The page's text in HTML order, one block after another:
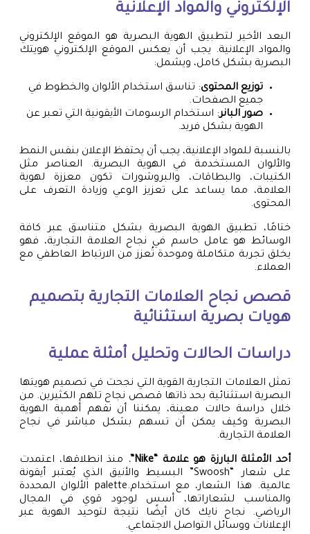
الإلكتروني والمواد الإعلانية
البعد الأخير لتطبيق الهوية البصرية هو الموقع الإلكتروني
والمواد الإعلانية. يجب أن يعكس الموقع الإلكتروني هويتك
البصرية بشكل كامل، ويشمل:
توزيع المحتوى: تناسق استخدام الألوان والخطوط في
جميع الصفحات.
صور البانر: استخدام الرسومات الأيقونية التي تعبر عن
الهوية بشكل فريد.
بالنسبة للمواد الإعلانية، يجب أن يحتفظ الإعلان بنفس النمط
والألوان المستخدمة في الهوية البصرية. العناصر مثل
الكتيبات، والبطاقات، والبروشورات تكون معززة لهوية
العلامة، مما يساعد على تعزيز الوعي وزيادة التعرف على
المحتوى.
ختامًا، تطبيق الهوية البصرية بشكل متناسق عبر كافة
الوسائط هو عامل حاسم في نجاح العلامة التجارية، فهو
يخلق تجربة متكاملة وموحدة تُعزز من الارتباط العاطفي مع
العملاء.
قصص نجاح العلامات التجارية بتصميم
هويات بصرية استثنائية
دراسات الحالات وتحليل أمثلة عملية
تمثل العلامات التجارية القوية التي نجحت في تصميم هويتها
البصرية استثنائية بحد ذاتها قصص نجاح تلهم الكثيرين. من
خلال دراسة حالات معينة، يمكننا أن نفهم أهمية الهوية
البصرية وكيف يمكن أن تسهم بشكل مباشر في نجاح
العلامة التجارية.
أحد الأمثلة البارزة هو علامة “Nike”.
منذ انطلاقها، اعتمدت
على شعار “Swoosh” البسيط والأنيق الذي يُعتبر أيقونة
عالمية. هذا الشعار، مع استخدام.palette الألوان المحددة
والمناسب لشعاراتها، أسس لوجود قوي في المجال
الرياضي. نجاح نايك كان أيضًا نتيجة لتوحيد الهوية عبر
الإعلانات ووسائل التواصل الاجتماعي.